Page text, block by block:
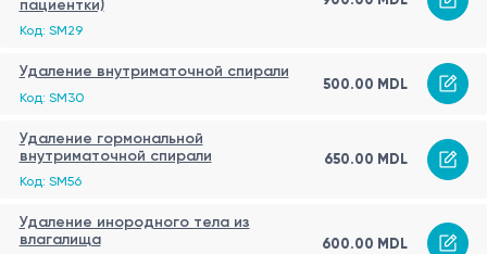
пациентки)
Код: SM29
Удаление внутриматочной спирали
Код: SM30
500.00 MDL
Удаление гормональной
внутриматочной спирали
Код: SM56
650.00 MDL
Удаление инородного тела из
влагалища
600.00 MDL